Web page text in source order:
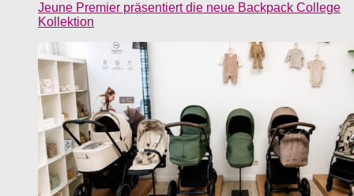
Jeune Premier präsentiert die neue Backpack College
Kollektion